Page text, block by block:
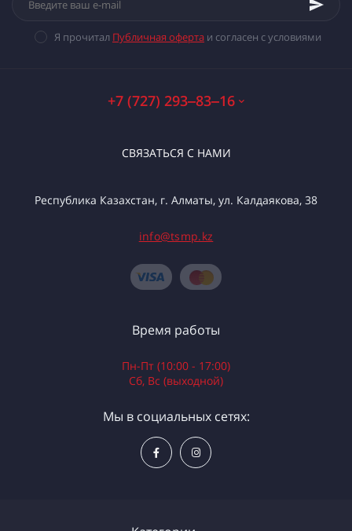
Я прочитал Публичная оферта и согласен с условиями
+7 (727) 293‒83‒16
СВЯЗАТЬСЯ С НАМИ
Республика Казахстан, г. Алматы, ул. Калдаякова, 38
info@tsmp.kz
Время работы
Пн-Пт (10:00 - 17:00)
Сб, Вс (выходной)
Мы в социальных сетях: